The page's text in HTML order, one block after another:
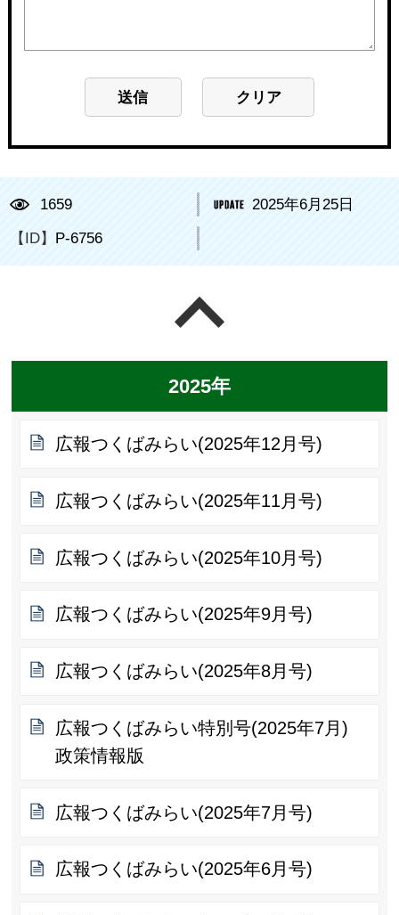
1659 2025年6月25日
【ID】 P-6756
2025年
広報つくばみらい(2025年12月号)
広報つくばみらい(2025年11月号)
広報つくばみらい(2025年10月号)
広報つくばみらい(2025年9月号)
広報つくばみらい(2025年8月号)
広報つくばみらい特別号(2025年7月)
政策情報版
広報つくばみらい(2025年7月号)
広報つくばみらい(2025年6月号)